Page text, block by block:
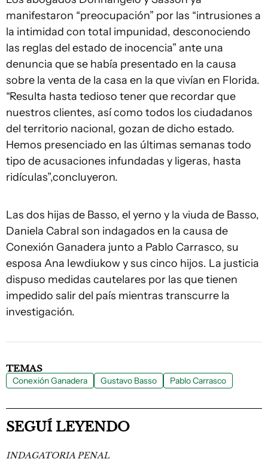
manifestaron “preocupación” por las “intrusiones a
la intimidad con total impunidad, desconociendo
las reglas del estado de inocencia” ante una
denuncia que se había presentado en la causa
sobre la venta de la casa en la que vivían en Florida.
“Resulta hasta tedioso tener que recordar que
nuestros clientes, así como todos los ciudadanos
del territorio nacional, gozan de dicho estado.
Hemos presenciado en las últimas semanas todo
tipo de acusaciones infundadas y ligeras, hasta
ridículas”,concluyeron.
Las dos hijas de Basso, el yerno y la viuda de Basso,
Daniela Cabral son indagados en la causa de
Conexión Ganadera junto a Pablo Carrasco, su
esposa Ana Iewdiukow y sus cinco hijos. La justicia
dispuso medidas cautelares por las que tienen
impedido salir del país mientras transcurre la
investigación.
TEMAS
Conexión Ganadera Gustavo Basso Pablo Carrasco
SEGUÍ LEYENDO
INDAGATORIA PENAL